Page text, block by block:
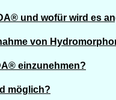
und wofür wird es
von
einzunehmen?
möglich?